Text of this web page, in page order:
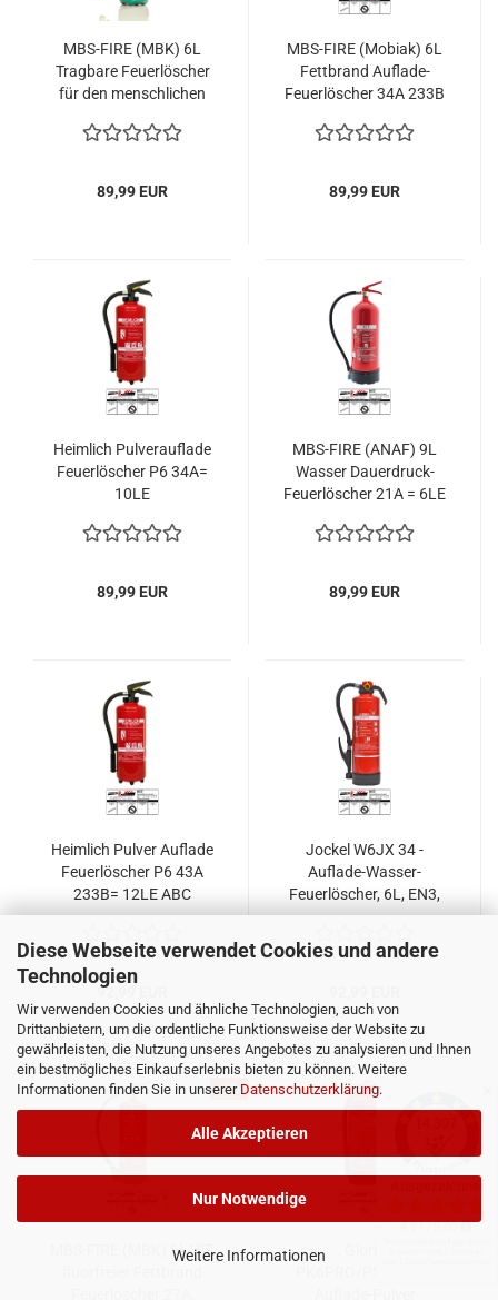
Diese Webseite verwendet Cookies und andere
Technologien
Wir verwenden Cookies und ähnliche Technologien, auch von
Drittanbietern, um die ordentliche Funktionsweise der Website zu
gewährleisten, die Nutzung unseres Angebotes zu analysieren und Ihnen
ein bestmögliches Einkaufserlebnis bieten zu können. Weitere
Informationen finden Sie in unserer Datenschutzerklärung.
Alle Akzeptieren
Nur Notwendige
Weitere Informationen
MBS-FIRE (MBK) 6L
Tragbare Feuerlöscher
für den menschlichen
89,99 EUR
MBS-FIRE (Mobiak) 6L
Fettbrand Auflade-
Feuerlöscher 34A 233B
Plakette
89,99 EUR
Heimlich Pulverauflade
Feuerlöscher P6 34A=
10LE
89,99 EUR
MBS-FIRE (ANAF) 9L
Wasser Dauerdruck-
Feuerlöscher 21A = 6LE
89,99 EUR
Heimlich Pulver Auflade
Feuerlöscher P6 43A
233B= 12LE ABC
Pulverlöscher
92,99 EUR
Jockel W6JX 34 -
Auflade-Wasser-
Feuerlöscher, 6L, EN3,
34A = 10LE
-7%
MBS-FIRE (MBK) 6l ABF